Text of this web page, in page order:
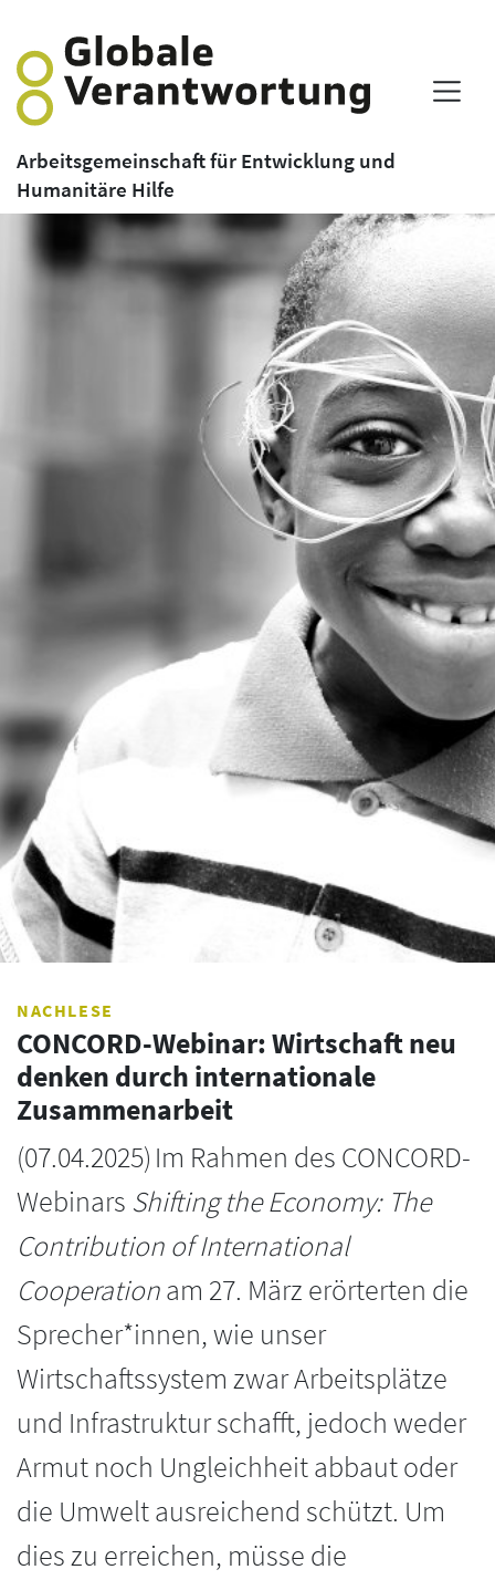
Arbeitsgemeinschaft für Entwicklung und
Humanitäre Hilfe
NACHLESE
CONCORD-Webinar: Wirtschaft neu
denken durch internationale
Zusammenarbeit
(07.04.2025) Im Rahmen des CONCORD-
Webinars Shifting the Economy: The
Contribution of International
Cooperationam 27. März erörterten die
Sprecher*innen, wie unser
Wirtschaftssystem zwar Arbeitsplätze
und Infrastruktur schafft, jedoch weder
Armut noch Ungleichheit abbaut oder
die Umwelt ausreichend schützt. Um
dies zu erreichen, müsse die